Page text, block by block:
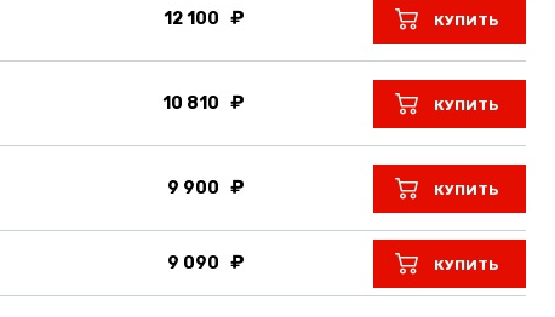
12 100 КУПИТЬ
10 810 КУПИТЬ
9 900 КУПИТЬ
9 090 КУПИТЬ